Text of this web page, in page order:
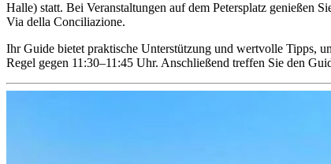
Halle) statt. Bei Veranstaltungen auf dem Petersplatz genießen
Via della Conciliazione.
Ihr Guide bietet praktische Unterstützung und wertvolle Tipps,
Regel gegen 11:30–11:45 Uhr. Anschließend treffen Sie den